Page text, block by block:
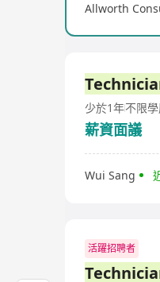
Allworth
少於1年不限
薪資面議
Wui Sang
活躍招聘者